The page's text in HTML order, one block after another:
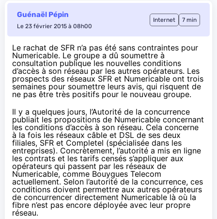
Guénaël Pépin
Le 23 février 2015 à 08h00
Internet 7 min
Le rachat de SFR n’a pas été sans contraintes pour
Numericable. Le groupe a dû soumettre à
consultation publique les nouvelles conditions
d’accès à son réseau par les autres opérateurs. Les
prospects des réseaux SFR et Numericable ont trois
semaines pour soumettre leurs avis, qui risquent de
ne pas être très positifs pour le nouveau groupe.
Il y a quelques jours, l’Autorité de la concurrence
publiait les propositions de Numericable concernant
les conditions d’accès à son réseau. Cela concerne
à la fois les réseaux câble et DSL de ses deux
filiales, SFR et Completel (spécialisée dans les
entreprises). Concrètement, l’autorité a mis en ligne
les contrats et les tarifs censés s’appliquer aux
opérateurs qui passent par les réseaux de
Numericable, comme Bouygues Telecom
actuellement. Selon l’autorité de la concurrence, ces
conditions doivent permettre aux autres opérateurs
de concurrencer directement Numericablelà où la
fibre n’est pas encore déployée avec leur propre
réseau.